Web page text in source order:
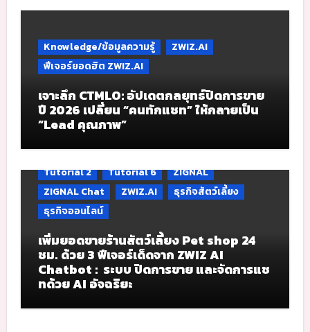
Knowledge/ข้อมูลความรู้
ZWIZ.AI
ฟีเจอร์ยอดฮิต ZWIZ.AI
เจาะลึก CTMLO: อัปเดตกลยุทธ์ปิดการขาย
ปี 2026 เปลี่ยน “คนทักแชท” ให้กลายเป็น
“Lead คุณภาพ”
Tutorial 2 Tutorial 6
ZIGNAL
ZIGNAL Chat
ZWIZ.AI
ธุรกิจสัตว์เลี้ยง
ธุรกิจออนไลน์
เพิ่มยอดขายร้านสัตว์เลี้ยง Pet shop 24
ชม. ด้วย 3 ฟีเจอร์เด็ดจาก ZWIZ AI
Chatbot : ระบบ ปิดการขาย และจัดการแช
ทด้วย AI อัจฉริยะ